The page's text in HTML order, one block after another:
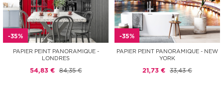
-35%
PAPIER PEINT PANORAMIQUE -
LONDRES
54,83 € 84,35 €
-35%
PAPIER PEINT PANORAMIQUE - NEW
YORK
21,73 € 33,43 €